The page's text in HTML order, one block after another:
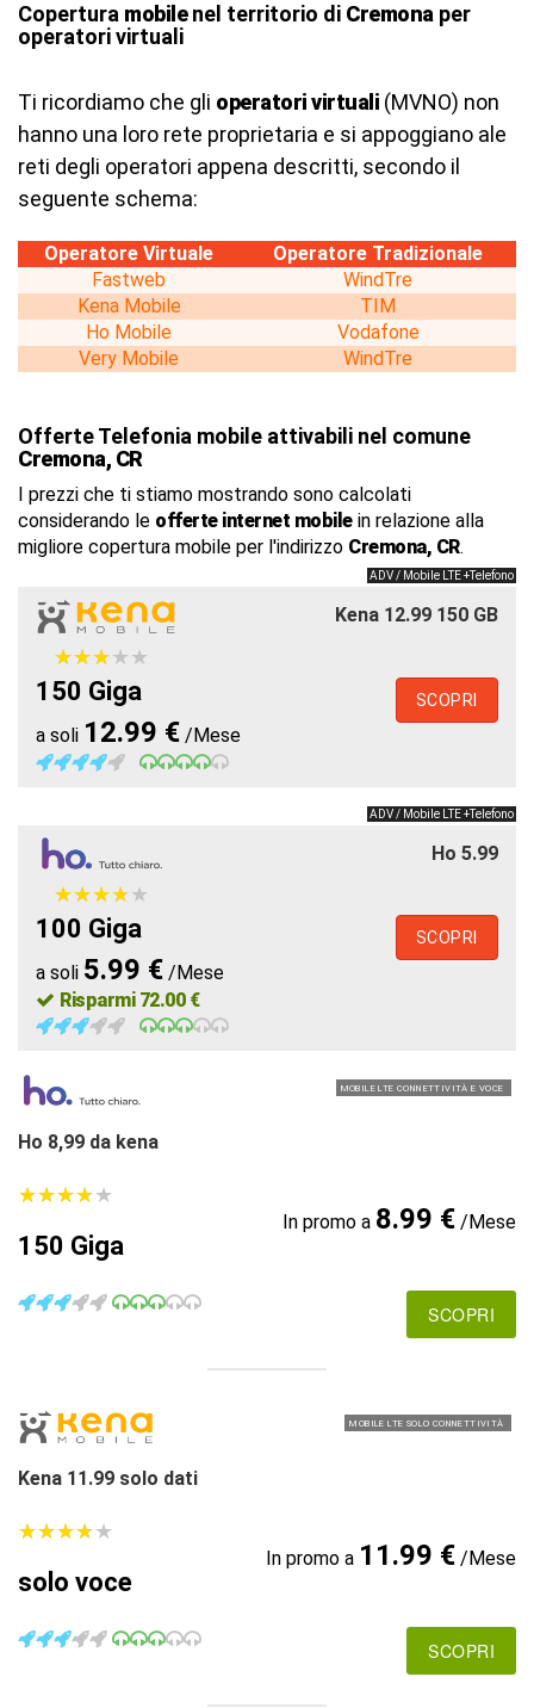
Copertura mobilenel territorio di Cremona per
operatori virtuali
Ti ricordiamo che gli operatori virtuali (MVNO) non
hanno una loro rete proprietaria e si appoggiano ale
reti degli operatori appena descritti, secondo il
seguente schema:
Operatore Virtuale
Operatore Tradizionale
Fastweb
WindTre
Kena Mobile
TIM
Ho Mobile
Vodafone
Very Mobile
WindTre
Offerte Telefonia mobile attivabili nel comune
Cremona, CR
I prezzi che ti stiamo mostrando sono calcolati
considerando le offerte internet mobilein relazione alla
migliore copertura mobile per l'indirizzo Cremona, CR.
ADV / Mobile LTE +Telefono
Kena 12.99 150 GB
★★★★★
★★★★★
150 Giga
a soli 12.99 € /Mese
SCOPRI
ADV / Mobile LTE +Telefono
Ho 5.99
★★★★★
★★★★★
100 Giga
a soli 5.99 € /Mese
Risparmi 72.00 €
SCOPRI
MOBILE LTE CONNETTIVITÀ E VOCE
Ho 8,99 da kena
★★★★★
★★★★★
150 Giga
In promo a 8.99 €/Mese
SCOPRI
MOBILE LTE SOLO CONNETTIVITÀ
Kena 11.99 solo dati
★★★★★
★★★★★
solo voce
In promo a 11.99 €/Mese
SCOPRI